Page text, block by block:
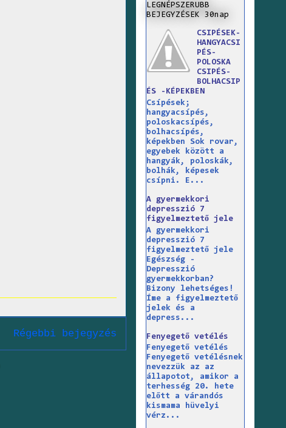
Régebbi bejegyzés
LEGNÉPSZERUBB
BEJEGYZÉSEK 30nap
CSIPÉSEK-
HANGYACSI
PÉS-
POLOSKA
CSIPÉS-
BOLHACSIP
ÉS -KÉPEKBEN
Csípések;
hangyacsípés,
poloskacsípés,
bolhacsípés,
képekben Sok rovar,
egyebek között a
hangyák, poloskák,
bolhák, képesek
csípni. E...
A gyermekkori
depresszió 7
figyelmeztető jele
A gyermekkori
depresszió 7
figyelmeztető jele
Egészség -
Depresszió
gyermekkorban?
Bizony lehetséges!
Íme a figyelmeztető
jelek és a
depress...
Fenyegető vetélés
Fenyegető vetélés
Fenyegető vetélésnek
nevezzük az az
állapotot, amikor a
terhesség 20. hete
előtt a várandós
kismama hüvelyi
vérz...